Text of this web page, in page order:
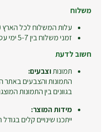
משלוח
עלות המשלוח לכל הארץ 40 ש"ח
זמני משלוח בין 5-7 ימי עסקים
חשוב לדעת
תמונותוצבעים:
התמונות והצבעים באתר
בגוונים בין התמונות
מידות המוצר:
ייתכנו שינויים קלים